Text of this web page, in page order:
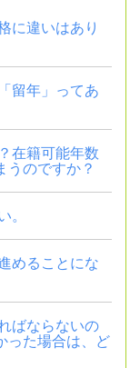
に違いはあり
留年」ってあ
在籍可能年数
うのですか？
めることにな
ばならないの
った場合は、ど